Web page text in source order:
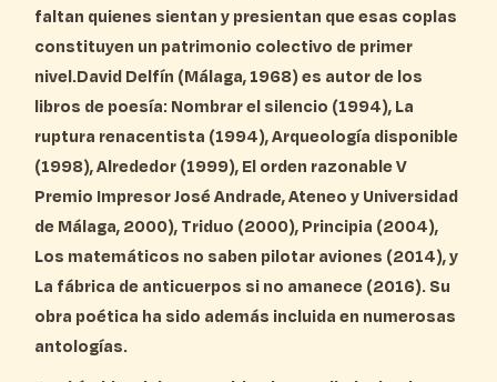
faltan quienes sientan y presientan que esas coplas
constituyen un patrimonio colectivo de primer
nivel.David Delfín (Málaga, 1968) es autor de los
libros de poesía: Nombrar el silencio (1994), La
ruptura renacentista (1994), Arqueología disponible
(1998), Alrededor (1999), El orden razonable V
Premio Impresor José Andrade, Ateneo y Universidad
de Málaga, 2000), Triduo (2000), Principia (2004),
Los matemáticos no saben pilotar aviones (2014), y
La fábrica de anticuerpos si no amanece (2016). Su
obra poética ha sido además incluida en numerosas
antologías.